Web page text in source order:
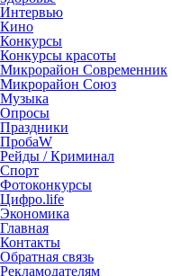
Интервью
Кино
Конкурсы
Конкурсы красоты
Микрорайон Современник
Микрорайон Союз
Музыка
Опросы
Праздники
ПробаW
Рейды / Криминал
Спорт
Фотоконкурсы
Цифро.life
Экономика
Главная
Контакты
Обратная связь
Рекламодателям